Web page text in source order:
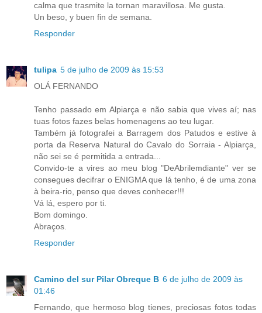
calma que trasmite la tornan maravillosa. Me gusta.
Un beso, y buen fin de semana.
Responder
tulipa 5 de julho de 2009 às 15:53
OLÁ FERNANDO
Tenho passado em Alpiarça e não sabia que vives aí; nas
tuas fotos fazes belas homenagens ao teu lugar.
Também já fotografei a Barragem dos Patudos e estive à
porta da Reserva Natural do Cavalo do Sorraia - Alpiarça,
não sei se é permitida a entrada...
Convido-te a vires ao meu blog "DeAbrilemdiante" ver se
consegues decifrar o ENIGMA que lá tenho, é de uma zona
à beira-rio, penso que deves conhecer!!!
Vá lá, espero por ti.
Bom domingo.
Abraços.
Responder
Camino del sur Pilar Obreque B 6 de julho de 2009 às
01:46
Fernando, que hermoso blog tienes, preciosas fotos todas